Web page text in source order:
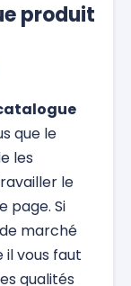
produit
que le
les
le
page. Si
marché
vous faut
qualités